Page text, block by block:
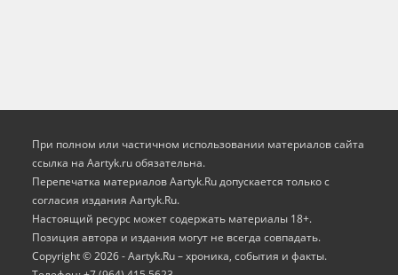
При полном или частичном использовании материалов сайта
ссылка на Aartyk.ru oбязательна.
Перепечатка материалов Aartyk.Ru допускается только с
согласия издания Aartyk.Ru.
Настоящий ресурс может содержать материалы 18+.
Позиция автора и издания могут не всегда совпадать.
Copyright © 2026 - Aartyk.Ru – хроника, события и факты.